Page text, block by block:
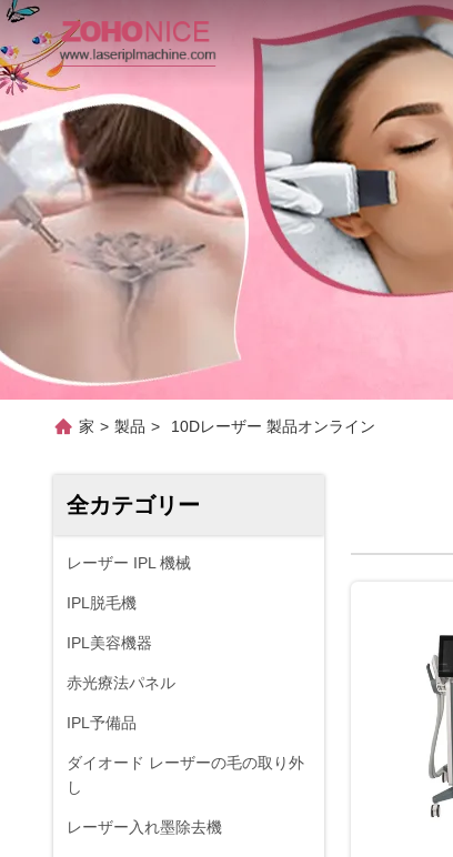
家 > 製品 > 10Dレーザー 製品オンライン
全カテゴリー
レーザー IPL 機械
IPL脱毛機
IPL美容機器
赤光療法パネル
IPL予備品
ダイオード レーザーの毛の取り外
し
レーザー入れ墨除去機